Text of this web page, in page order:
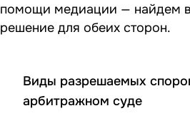
помощи медиации — найдем
решение для обеих сторон.
Виды разрешаемых
арбитражном суде